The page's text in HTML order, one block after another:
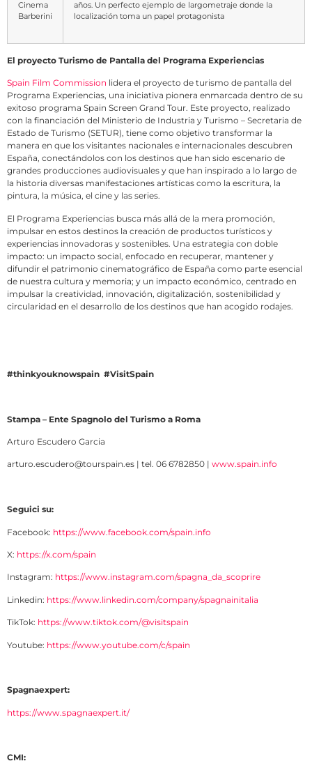
Cinema
Barberini
años. Un perfecto ejemplo de largometraje donde la
localización toma un papel protagonista
El proyecto Turismo de Pantalla del Programa Experiencias
Spain Film Commission lidera el proyecto de turismo de pantalla del
Programa Experiencias, una iniciativa pionera enmarcada dentro de su
exitoso programa Spain Screen Grand Tour. Este proyecto, realizado
con la financiación del Ministerio de Industria y Turismo – Secretaria de
Estado de Turismo (SETUR), tiene como objetivo transformar la
manera en que los visitantes nacionales e internacionales descubren
España, conectándolos con los destinos que han sido escenario de
grandes producciones audiovisuales y que han inspirado a lo largo de
la historia diversas manifestaciones artísticas como la escritura, la
pintura, la música, el cine y las series.
El Programa Experiencias busca más allá de la mera promoción,
impulsar en estos destinos la creación de productos turísticos y
experiencias innovadoras y sostenibles. Una estrategia con doble
impacto: un impacto social, enfocado en recuperar, mantener y
difundir el patrimonio cinematográfico de España como parte esencial
de nuestra cultura y memoria; y un impacto económico, centrado en
impulsar la creatividad, innovación, digitalización, sostenibilidad y
circularidad en el desarrollo de los destinos que han acogido rodajes.
#thinkyouknowspain #VisitSpain
Stampa – Ente Spagnolo del Turismo a Roma
Arturo Escudero Garcia
arturo.escudero@tourspain.es | tel. 06 6782850 | www.spain.info
Seguici su:
Facebook: https://www.facebook.com/spain.info
X: https://x.com/spain
Instagram: https://www.instagram.com/spagna_da_scoprire
Linkedin: https://www.linkedin.com/company/spagnainitalia
TikTok: https://www.tiktok.com/@visitspain
Youtube: https://www.youtube.com/c/spain
Spagnaexpert:
https://www.spagnaexpert.it/
CMI: